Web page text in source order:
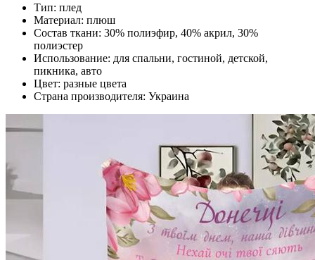
Тип: плед
Материал: плюш
Состав ткани: 30% полиэфир, 40% акрил, 30%
полиэстер
Использование: для спальни, гостиной, детской,
пикника, авто
Цвет: разные цвета
Страна производителя: Украина